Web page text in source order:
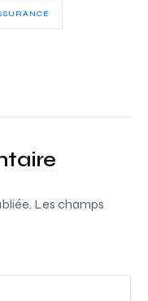
Les champs